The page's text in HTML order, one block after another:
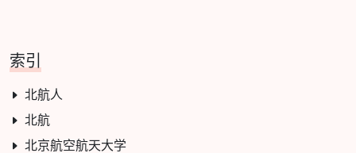
索引
北航人
北航
北京航空航天大学